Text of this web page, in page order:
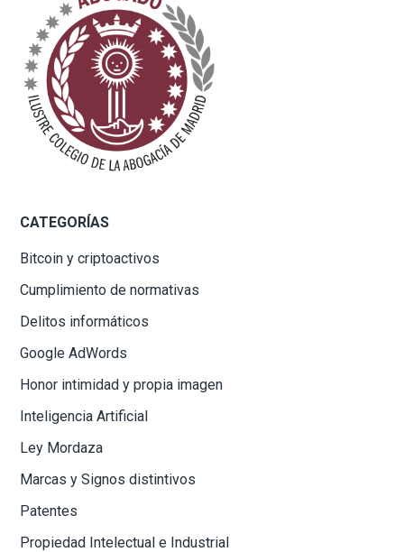
CATEGORÍAS
Bitcoin y criptoactivos
Cumplimiento de normativas
Delitos informáticos
Google AdWords
Honor intimidad y propia imagen
Inteligencia Artificial
Ley Mordaza
Marcas y Signos distintivos
Patentes
Propiedad Intelectual e Industrial